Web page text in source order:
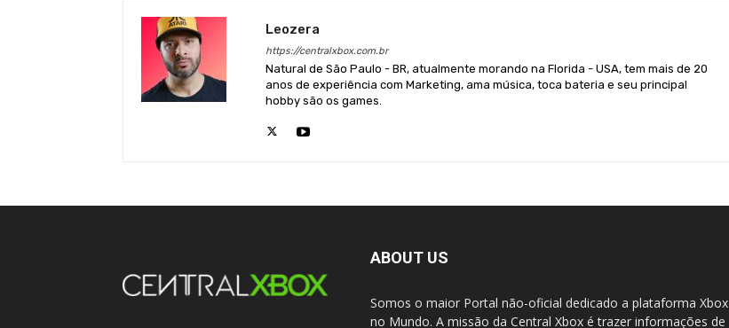
Leozera
https://centralxbox.com.br
Natural de São Paulo - BR, atualmente morando na Florida - USA, tem mais de 20
anos de experiência com Marketing, ama música, toca bateria e seu principal
hobby são os games.
ABOUT US
Somos o maior Portal não-oficial dedicado a plataforma Xbox
no Mundo. A missão da Central Xbox é trazer informações de